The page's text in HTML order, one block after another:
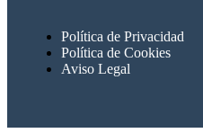
Política de Privacidad
Política de Cookies
Aviso Legal